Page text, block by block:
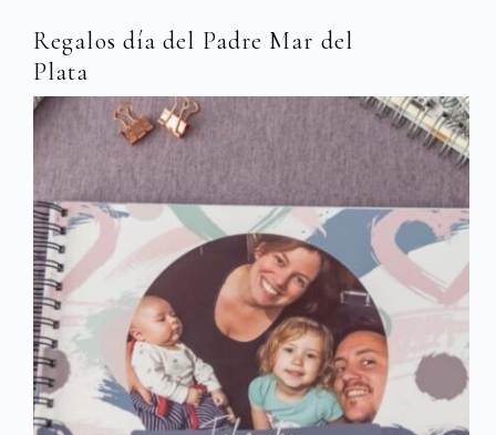
Regalos día del Padre Mar del
Plata